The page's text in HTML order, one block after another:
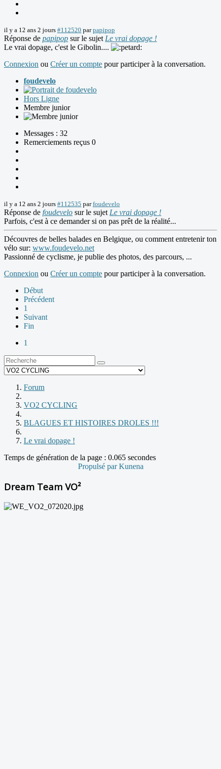
il y a 12 ans 2 jours #112520 parpapipop
Réponse de papipop sur le sujet Le vrai dopage !
Le vrai dopage, c'est le Gibolin....
Connexion ou Créer un compte pour participer à la conversation.
foudevelo
Hors Ligne
Membre junior
Messages : 32
Remerciements reçus 0
il y a 12 ans 2 jours #112535 parfoudevelo
Réponse de foudevelo sur le sujet Le vrai dopage !
Parfois, c'est à ce demander si on pas prêt de la réalité...
Découvres de belles balades en Belgique, ou comment entretenir ton
vélo sur: www.foudevelo.net
Passionné de cyclisme, je publie des photos, des parcours, ...
Connexion ou Créer un compte pour participer à la conversation.
Début
Précédent
1
Suivant
Fin
1
Forum
VO2 CYCLING
BLAGUES ET HISTOIRES DROLES !!!
Le vrai dopage !
Temps de génération de la page : 0.065 secondes
Propulsé parKunena
Dream Team VO²